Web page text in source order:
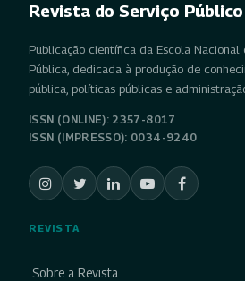
Revista do Serviço Público
Publicação científica da Escola Nacional
Pública, dedicada à produção de
pública, políticas públicas e
ISSN (ONLINE): 2357-8017
ISSN (IMPRESSO): 0034-9240
REVISTA
Sobre a Revista